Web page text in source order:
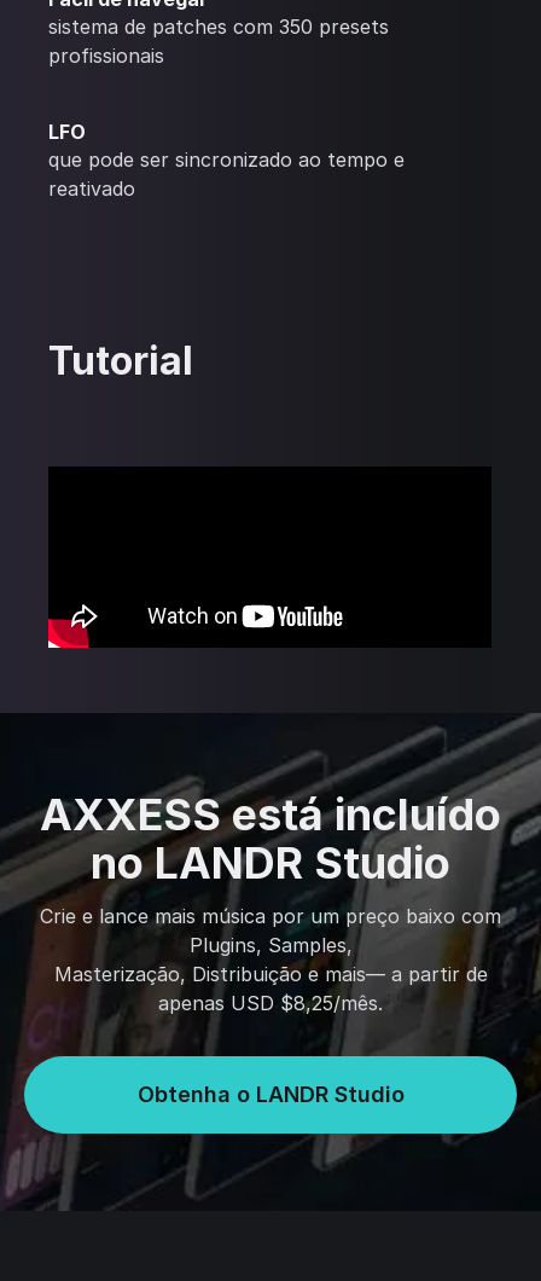
sistema de patches com 350 presets
profissionais
LFO
que pode ser sincronizado ao tempo e
reativado
Tutorial
AXXESS está incluído
no LANDR Studio
Crie e lance mais música por um preço baixo com
Plugins, Samples,
Masterização, Distribuição e mais— a partir de
apenas USD $8,25/mês.
Obtenha o LANDR Studio